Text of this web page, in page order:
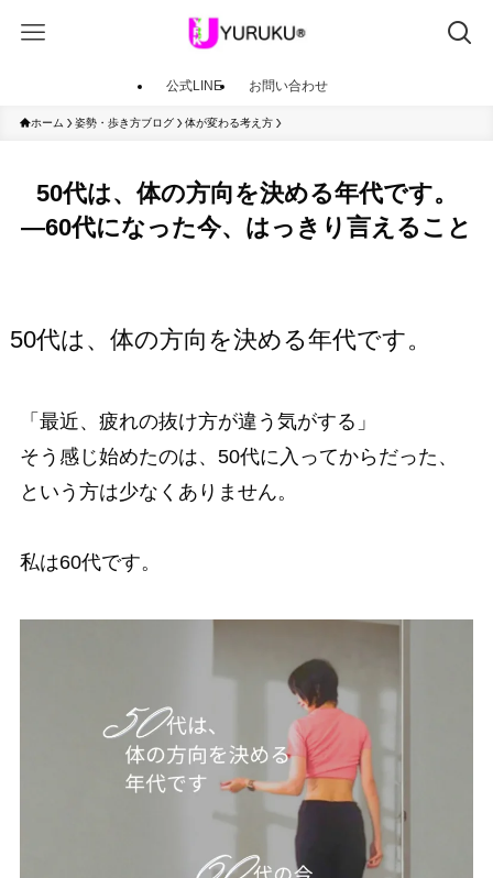
公式LINE お問い合わせ
ホーム 姿勢・歩き方ブログ 体が変わる考え方
50代は、体の方向を決める年代です。
―60代になった今、はっきり言えること
50代は、体の方向を決める年代です。
「最近、疲れの抜け方が違う気がする」
そう感じ始めたのは、50代に入ってからだった、
という方は少なくありません。
私は60代です。